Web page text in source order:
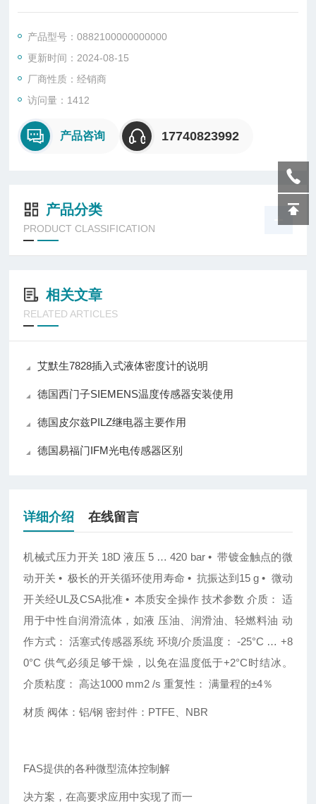
• 极长的开关循环使用寿命
• 微动开关经UL及CSA批准
• 本质安全操作
产品型号：0882100000000000
更新时间：2024-08-15
厂商性质：经销商
访问量：1412
产品咨询 17740823992
产品分类
PRODUCT CLASSIFICATION
相关文章
RELATED ARTICLES
艾默生7828插入式液体密度计的说明
德国西门子SIEMENS温度传感器安装使用
德国皮尔兹PILZ继电器主要作用
德国易福门IFM光电传感器区别
详细介绍 在线留言
机械式压力开关 18D液压 5 … 420 bar •带镀金触点的微
动开关 • 极长的开关循环使用寿命 • 抗振达到 15 g • 微动
开关经UL 及CSA批准•本质安全操作 技术参数介质： 适
用于中性自润滑流体，如液 压油、润滑油、轻燃料油 动
作方式： 活塞式传感器系统 环境/介质温度：-25°C … +8
0°C供气必须足够干燥，以免在温度低于+2°C时结冰。
介质粘度：高达1000 mm2 /s重复性：满量程的±4％
材质 阀体：铝/钢 密封件： PTFE NBR
FAS提供的各种微型流体控制解
决方案，在高要求应用中实现了而一